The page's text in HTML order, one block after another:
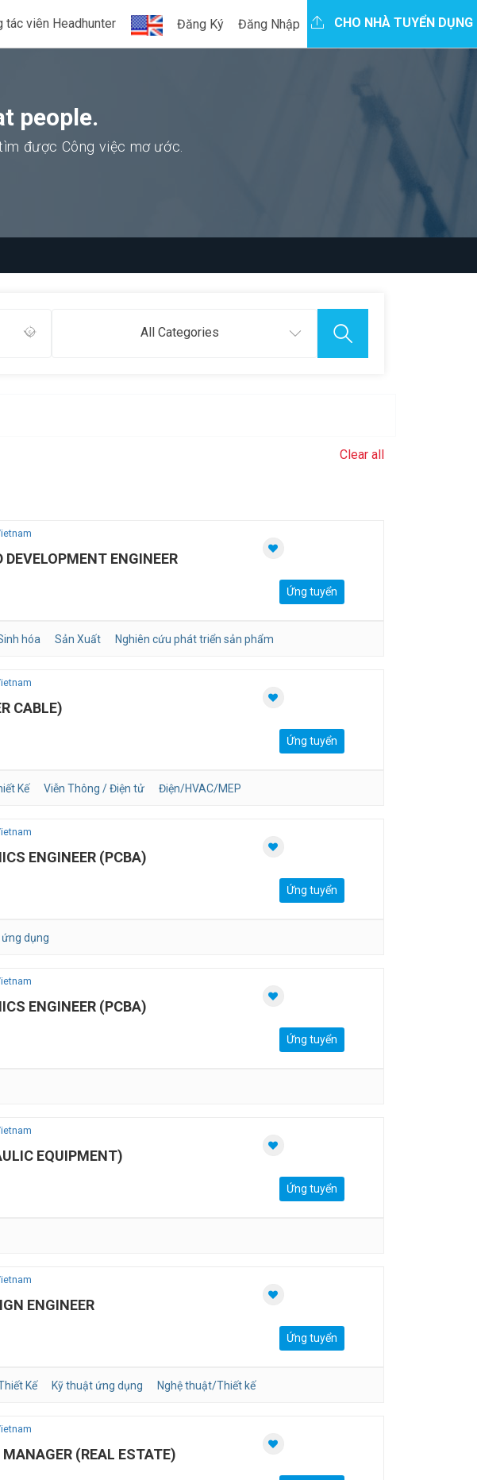
tác viên Headhunter Đăng Ký Đăng Nhập CHO NHÀ TUYỂN DỤNG
people.
được Công việc mơ ước.
All Categories
Clear all
DEVELOPMENT ENGINEER
Ứng tuyển
hóa Sản Xuất Nghiên cứu phát triển sản phẩm
CABLE)
Ứng tuyển
Kế Viễn Thông / Điện tử Điện/HVAC/MEP
ENGINEER (PCBA)
Ứng tuyển
dụng
ENGINEER (PCBA)
Ứng tuyển
EQUIPMENT)
Ứng tuyển
ENGINEER
Ứng tuyển
Kế Kỹ thuật ứng dụng Nghệ thuật/Thiết kế
(REAL ESTATE)